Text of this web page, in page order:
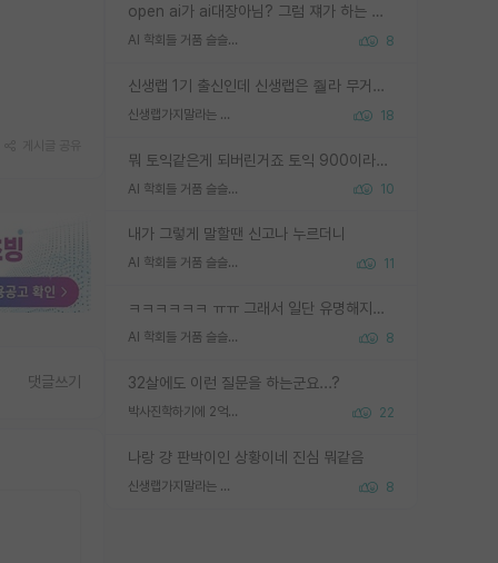
open ai가 ai대장아님? 그럼 쟤가 하는 말이 다 맞겠네
AI 학회들 거품 슬슬 지적이 나오네요 8
신생랩 1기 출신인데 신생랩은 줠라 무거운 바벨 같은거임. 들면 대박인데 못들면 깔려 죽음. 아무도 알려주지 않는 환경에서 자생해야하지만, 일단 살아남았다면 그 어떤 사람보다 악착같고 생존력 높은 사람으로 거듭날 수 있음
신생랩가지말라는 이유가 있었구나 18
뭐 토익같은게 되버린거죠 토익 900이라고 영어잘하는건 아닙니다만 잘하는사람은 다 900을 넘는 그런
AI 학회들 거품 슬슬 지적이 나오네요 10
내가 그렇게 말할땐 신고나 누르더니
AI 학회들 거품 슬슬 지적이 나오네요 11
ㅋㅋㅋㅋㅋㅋ ㅠㅠ 그래서 일단 유명해지는게 중요한거같습니다
AI 학회들 거품 슬슬 지적이 나오네요 8
32살에도 이런 질문을 하는군요...?
박사진학하기에 2억은 괜찮은 (?) 정도의 경제력인가요 22
나랑 걍 판박이인 상황이네 진심 뭐같음
신생랩가지말라는 이유가 있었구나 8
댓글쓰기